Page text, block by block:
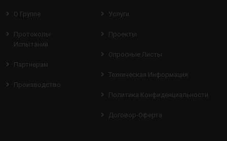
О Группе
Протоколы
Испытаний
Партнерам
Производство
Услуги
Проекты
Опросные Листы
Техническая Информация
Политика Конфиденциальности
Договор-Оферта